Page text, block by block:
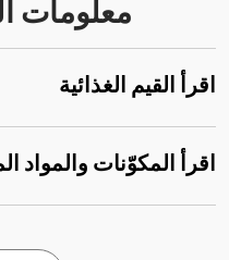
معلومات
اقرأ القيم الغذائية
اقرأ المكوّنات والمواد